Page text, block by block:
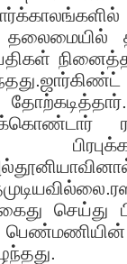
கைது